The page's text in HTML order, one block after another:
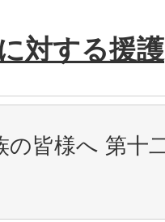
対する援護
の皆様へ 第十